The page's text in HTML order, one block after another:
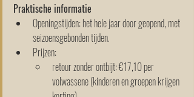
Praktische informatie
Openingstijden: het hele jaar door geopend, met
seizoensgebonden tijden.
Prijzen:
retour zonder ontbijt: €17,10 per
volwassene (kinderen en groepen krijgen